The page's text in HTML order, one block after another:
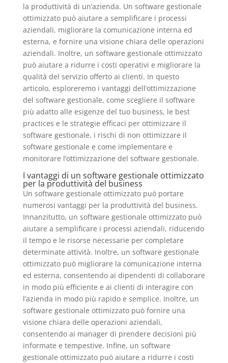
la produttività di un’azienda. Un software gestionale
ottimizzato può aiutare a semplificare i processi
aziendali, migliorare la comunicazione interna ed
esterna, e fornire una visione chiara delle operazioni
aziendali. Inoltre, un software gestionale ottimizzato
può aiutare a ridurre i costi operativi e migliorare la
qualità del servizio offerto ai clienti. In questo
articolo, esploreremo i vantaggi dell’ottimizzazione
del software gestionale, come scegliere il software
più adatto alle esigenze del tuo business, le best
practices e le strategie efficaci per ottimizzare il
software gestionale, i rischi di non ottimizzare il
software gestionale e come implementare e
monitorare l’ottimizzazione del software gestionale.
I vantaggi di un software gestionale ottimizzato
per la produttività del business
Un software gestionale ottimizzato può portare
numerosi vantaggi per la produttività del business.
Innanzitutto, un software gestionale ottimizzato può
aiutare a semplificare i processi aziendali, riducendo
il tempo e le risorse necessarie per completare
determinate attività. Inoltre, un software gestionale
ottimizzato può migliorare la comunicazione interna
ed esterna, consentendo ai dipendenti di collaborare
in modo più efficiente e ai clienti di interagire con
l’azienda in modo più rapido e semplice. Inoltre, un
software gestionale ottimizzato può fornire una
visione chiara delle operazioni aziendali,
consentendo ai manager di prendere decisioni più
informate e tempestive. Infine, un software
gestionale ottimizzato può aiutare a ridurre i costi